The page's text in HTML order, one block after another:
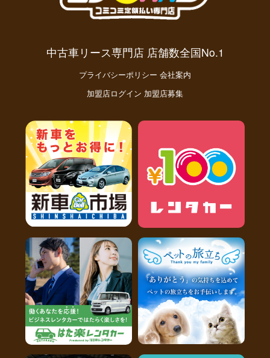
中古車リース専門店 店舗数全国No.1
プライバシーポリシー 会社案内
加盟店ログイン 加盟店募集